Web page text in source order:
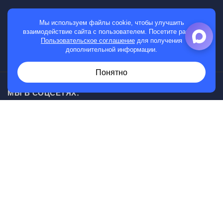
МАГАЗИН
Мужские часы
МЫ В СОЦСЕТЯХ:
Мы используем файлы cookie, чтобы улучшить
взаимодействие сайта с пользователем. Посетите раздел
Пользовательское соглашение для получения
дополнительной информации.
Понятно